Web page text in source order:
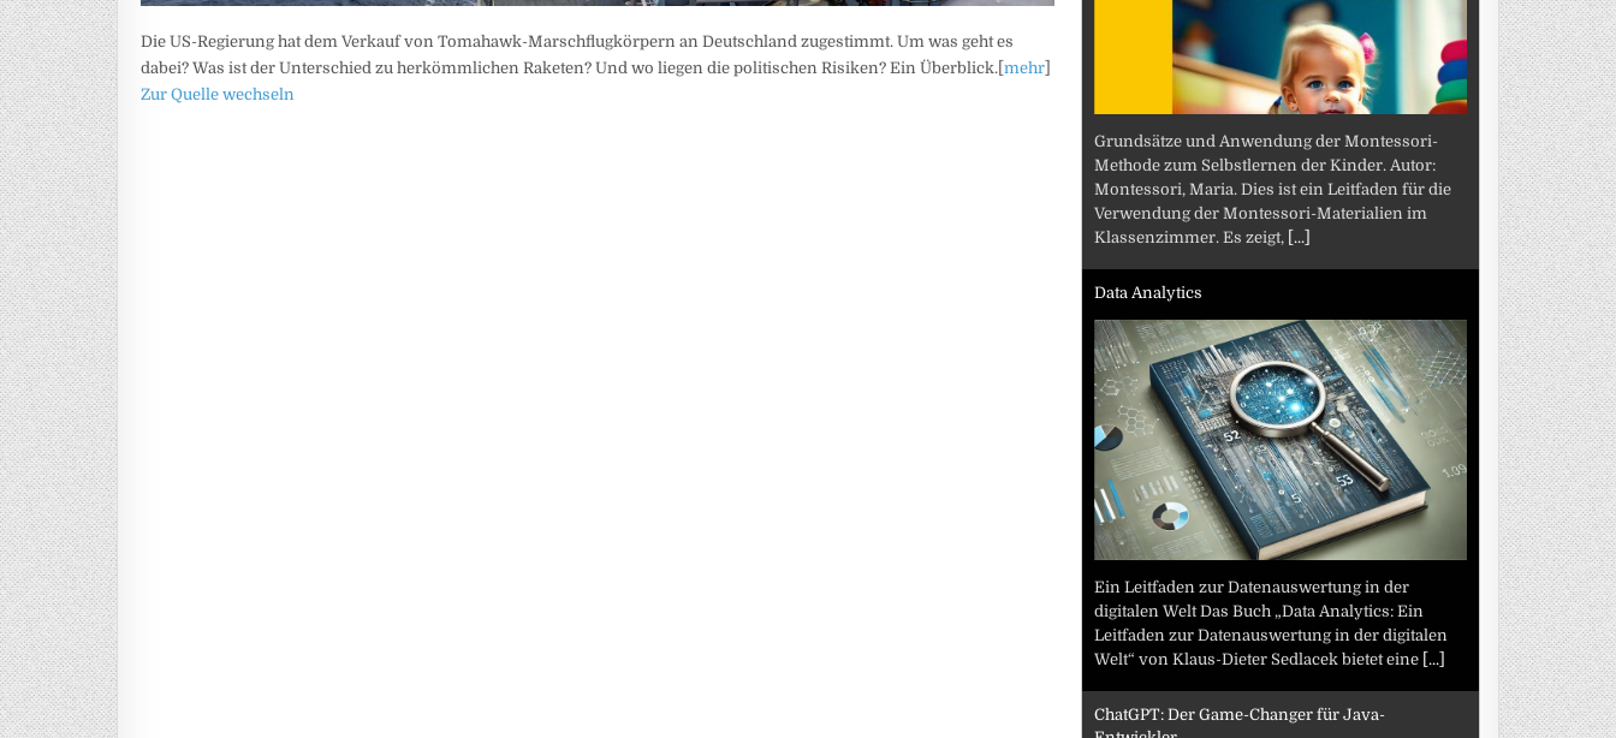
Die US-Regierung hat dem Verkauf von Tomahawk-Marschflugkörpern an Deutschland zugestimmt. Um was geht es
dabei? Was ist der Unterschied zu herkömmlichen Raketen? Und wo liegen die politischen Risiken? Ein Überblick.[mehr]
Zur Quelle wechseln
Grundsätze und Anwendung der Montessori-
Methode zum Selbstlernen der Kinder. Autor:
Montessori, Maria. Dies ist ein Leitfaden für die
Verwendung der Montessori-Materialien im
Klassenzimmer. Es zeigt, [...]
Data Analytics
Ein Leitfaden zur Datenauswertung in der
digitalen Welt Das Buch „Data Analytics: Ein
Leitfaden zur Datenauswertung in der digitalen
Welt“ von Klaus-Dieter Sedlacek bietet eine [...]
ChatGPT: Der Game-Changer für Java-